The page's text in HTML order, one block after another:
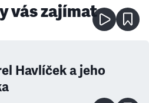
vás zajímat
Havlíček a jeho